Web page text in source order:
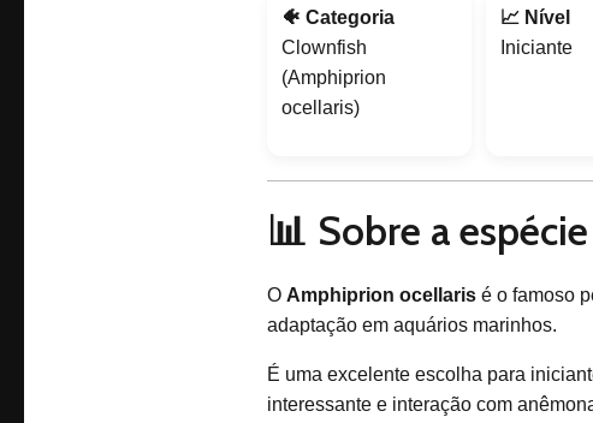
🐠 Categoria
Clownfish
(Amphiprion
ocellaris)
📈 Nível
Iniciante
📊 Sobre a espécie
O Amphiprion ocellaris é o famoso
adaptação em aquários marinhos.
É uma excelente escolha para
interessante e interação com